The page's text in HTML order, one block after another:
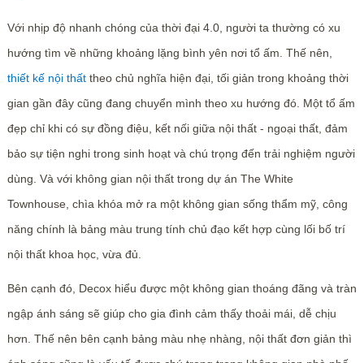
Với nhịp độ nhanh chóng của thời đại 4.0, người ta thường có xu
hướng tìm về những khoảng lặng bình yên nơi tổ ấm. Thế nên,
thiết kế nội thấttheo chủ nghĩa hiện đại, tối giản trong khoảng thời
gian gần đây cũng đang chuyển mình theo xu hướng đó. Một tổ ấm
đẹp chỉ khi có sự đồng điệu, kết nối giữa nội thất - ngoại thất, đảm
bảo sự tiện nghi trong sinh hoạt và chú trọng đến trải nghiệm người
dùng. Và với không gian nội thất trong dự án The White
Townhouse, chìa khóa mở ra một không gian sống thẩm mỹ, công
năng chính là bảng màu trung tính chủ đạo kết hợp cùng lối bố trí
nội thất khoa học, vừa đủ.
Bên cạnh đó, Decox hiểu được một không gian thoáng đãng và tràn
ngập ánh sáng sẽ giúp cho gia đình cảm thấy thoải mái, dễ chịu
hơn. Thế nên bên cạnh bảng màu nhẹ nhàng, nội thất đơn giản thì